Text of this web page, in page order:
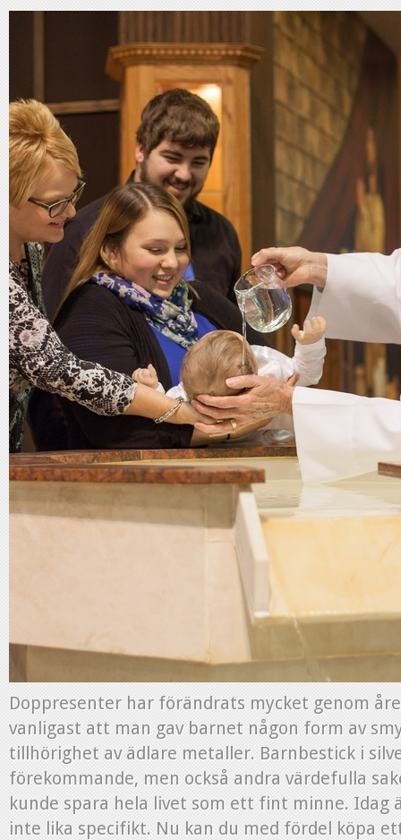
Doppresenter har förändrats mycket genom
vanligast att man gav barnet någon form av
tillhörighet av ädlare metaller. Barnbestick i
förekommande, men också andra värdefulla
kunde spara hela livet som ett fint minne. Idag
inte lika specifikt. Nu kan du med fördel köpa